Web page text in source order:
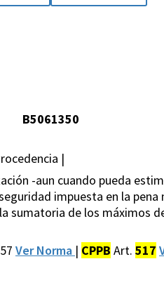
B5061350
|
-aun cuando pueda
impuesta en la
de los máximos
Ver Norma | CPPB Art. 517